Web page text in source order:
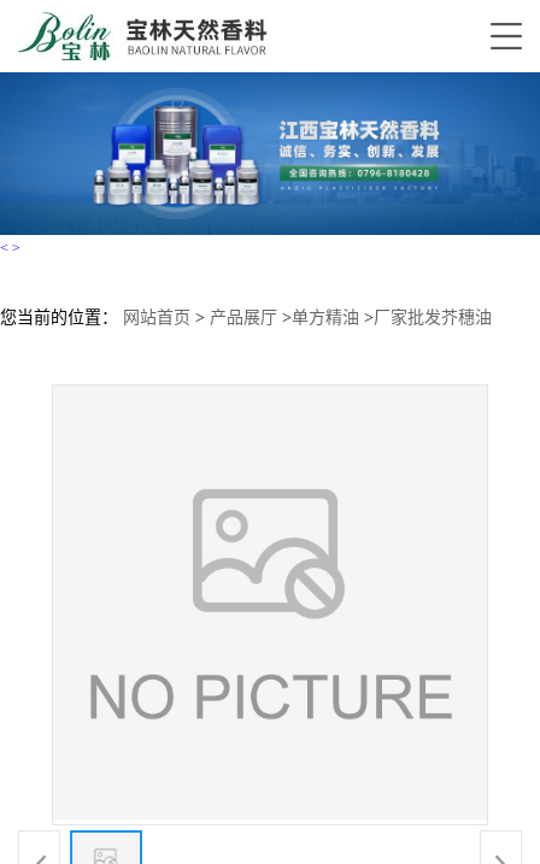
< >
您当前的位置： 网站首页 > 产品展厅 >单方精油 >厂家批发芥穗油